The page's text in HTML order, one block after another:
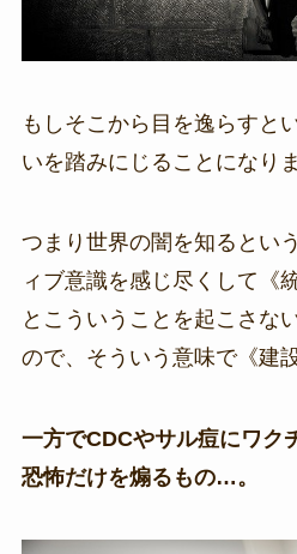
もしそこから目を逸らすと
いを踏みにじることになりま
つまり世界の闇を知るとい
ィブ意識を感じ尽くして《
とこういうことを起こさな
ので、そういう意味で《建
一方でCDCやサル痘にワク
恐怖だけを煽るもの…。